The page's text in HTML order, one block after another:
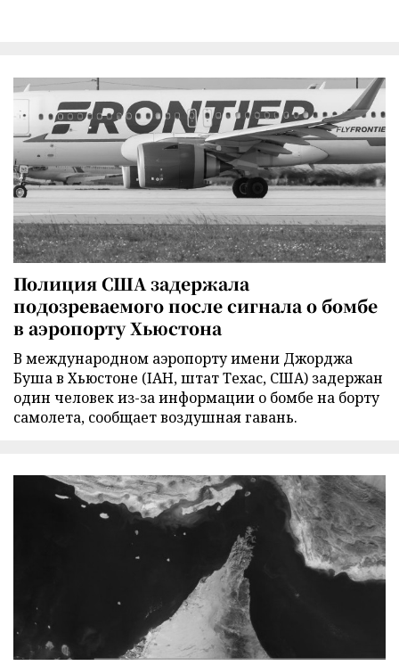
Полиция США задержала
подозреваемого после сигнала о бомбе
в аэропорту Хьюстона
В международном аэропорту имени Джорджа
Буша в Хьюстоне (IAH, штат Техас, США) задержан
один человек из-за информации о бомбе на борту
самолета, сообщает воздушная гавань.